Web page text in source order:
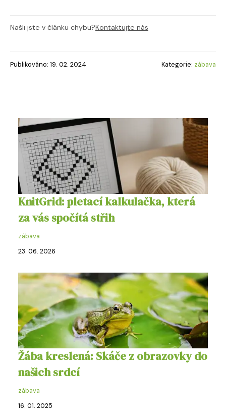
Našli jste v článku chybu?Kontaktujte nás
Publikováno: 19. 02. 2024 Kategorie: zábava
KnitGrid: pletací kalkulačka, která
za vás spočítá střih
zábava
23. 06. 2026
Žába kreslená: Skáče z obrazovky do
našich srdcí
zábava
16. 01. 2025